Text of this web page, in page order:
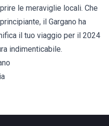
le meraviglie locali. Che
il Gargano ha
il tuo viaggio per il 2024
indimenticabile.